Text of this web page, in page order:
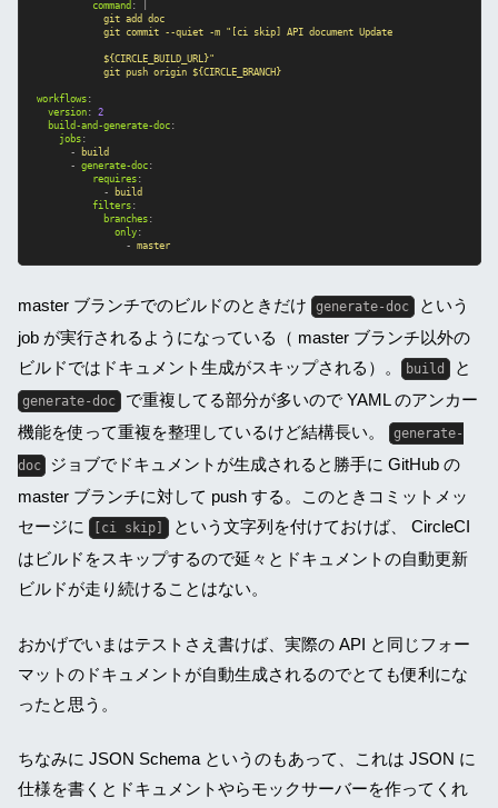
command :
git add doc
git commit --quiet -m "[ci skip] API document Update
${CIRCLE_BUILD_URL}"
git push origin ${CIRCLE_BRANCH}
workflows:
version: 2
build-and-generate-doc:
jobs:
-
build
- generate-doc:
requires:
-
build
filters:
branches:
only:
- master
master ブランチでのビルドのときだけ generate-doc という
job が実行されるようになっている（ master ブランチ以外の
ビルドではドキュメント生成がスキップされる）。
build と
generate-doc で重複してる部分が多いので YAML のアンカー
機能を使って重複を整理しているけど結構長い。
generate-
doc
ジョブでドキュメントが生成されると勝手に GitHub の
master ブランチに対して push する。このときコミットメッ
セージに
[ci skip]
という文字列を付けておけば、 CircleCI
はビルドをスキップするので延々とドキュメントの自動更新
ビルドが走り続けることはない。
おかげでいまはテストさえ書けば、実際の API と同じフォー
マットのドキュメントが自動生成されるのでとても便利にな
ったと思う。
ちなみに JSON Schema というのもあって、これは JSON に
仕様を書くとドキュメントやらモックサーバーを作ってくれ